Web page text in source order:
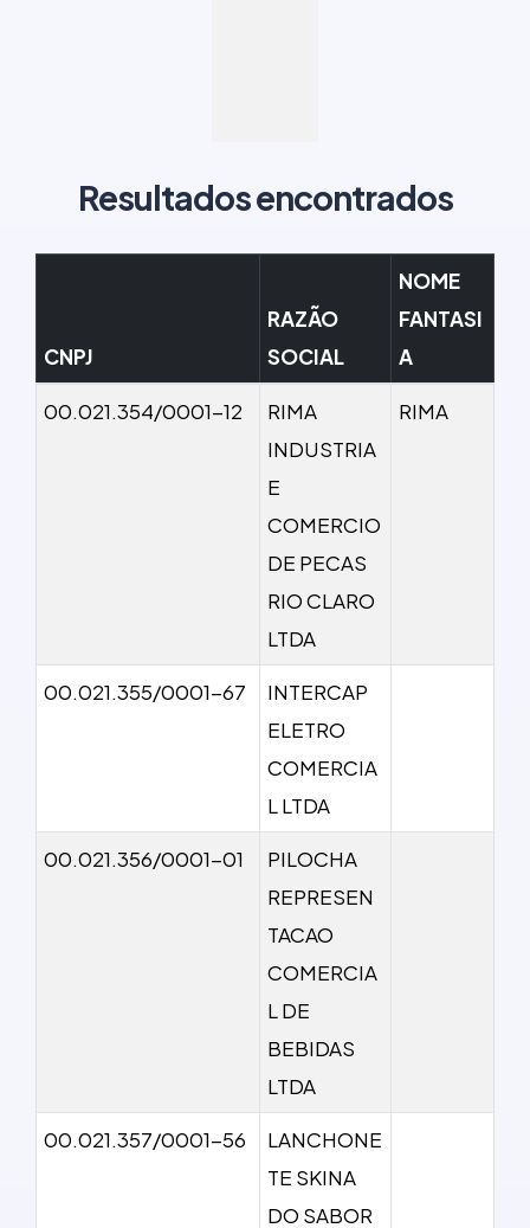
Resultados encontrados
CNPJ
RAZÃO
SOCIAL
NOME
FANTASI
A
00.021.354/0001-12
RIMA
INDUSTRIA
E
COMERCIO
DE PECAS
RIO CLARO
LTDA
RIMA
00.021.355/0001-67
INTERCAP
ELETRO
COMERCIA
L LTDA
00.021.356/0001-01
PILOCHA
REPRESEN
TACAO
COMERCIA
L DE
BEBIDAS
LTDA
00.021.357/0001-56
LANCHONE
TE SKINA
DO SABOR